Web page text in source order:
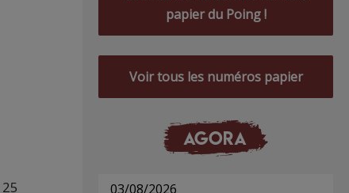
papier du Poing !
Voir tous les numéros papier
AGORA
03/08/2026